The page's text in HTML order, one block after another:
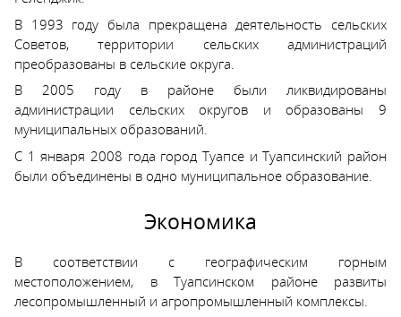
В 1993 году была прекращена деятельность сельских
Советов, территории сельских администраций
преобразованы в сельские округа.
В 2005 году в районе были ликвидированы
администрации сельских округов и образованы 9
муниципальных образований.
С 1 января 2008 года город Туапсе и Туапсинский район
были объединены в одно муниципальное образование.
Экономика
В соответствии с географическим горным
местоположением, в Туапсинском районе развиты
лесопромышленный и агропромышленный комплексы.